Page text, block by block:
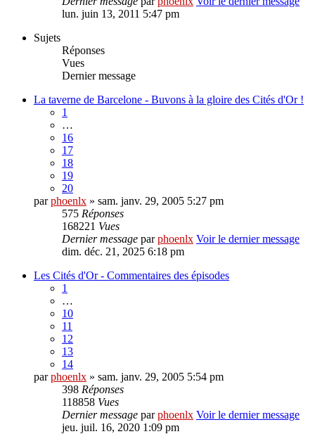
lun. juin 13, 2011 5:47 pm
Sujets
Réponses
Vues
Dernier message
La taverne de Barcelone - Buvons à la gloire des Cités d'Or !
1
…
16
17
18
19
20
parphoenlx » sam. janv. 29, 2005 5:27 pm
575 Réponses
168221 Vues
Dernier message parphoenlx Voir le dernier message
dim. déc. 21, 2025 6:18 pm
Les Cités d'Or - Commentaires des épisodes
1
…
10
11
12
13
14
parphoenlx » sam. janv. 29, 2005 5:54 pm
398 Réponses
118858 Vues
Dernier message parphoenlx Voir le dernier message
jeu. juil. 16, 2020 1:09 pm